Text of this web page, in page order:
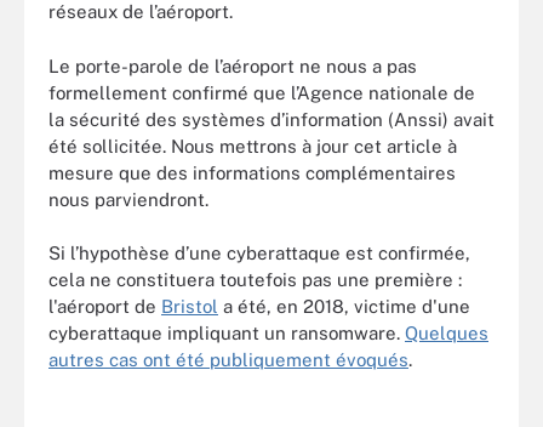
réseaux de l’aéroport.
Le porte-parole de l’aéroport ne nous a pas
formellement confirmé que l’Agence nationale de
la sécurité des systèmes d’information (Anssi) avait
été sollicitée. Nous mettrons à jour cet article à
mesure que des informations complémentaires
nous parviendront.
Si l’hypothèse d’une cyberattaque est confirmée,
cela ne constituera toutefois pas une première :
l'aéroport de Bristol a été, en 2018, victime d'une
cyberattaque impliquant un ransomware. Quelques
autres cas ont été publiquement évoqués.